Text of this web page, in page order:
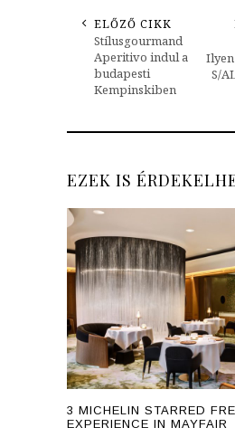
ELŐZŐ CIKK
Stílusgourmand
Aperitivo indul a
budapesti
Kempinskiben
Ilyen
S/
EZEK IS
3 MICHELIN STARRED
EXPERIENCE IN MAYFAIR